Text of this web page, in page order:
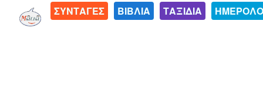
ΣΥΝΤΑΓΕΣ ΒΙΒΛΙΑ ΤΑΞΙΔΙΑ